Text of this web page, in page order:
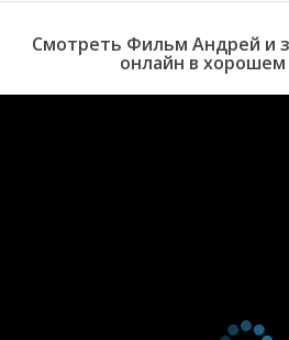
Смотреть Фильм Андрей и
онлайн в хорошем